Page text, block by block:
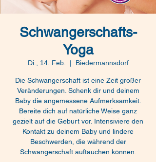
Schwangerschafts-
Yoga
Di., 14. Feb.
  |
Biedermannsdorf
Die Schwangerschaft ist eine Zeit großer
Veränderungen. Schenk dir und deinem
Baby die angemessene Aufmerksamkeit.
Bereite dich auf natürliche Weise ganz
gezielt auf die Geburt vor. Intensiviere den
Kontakt zu deinem Baby und lindere
Beschwerden, die während der
Schwangerschaft auftauchen können.